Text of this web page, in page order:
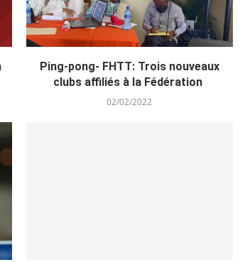
Ping-pong- FHTT: Trois nouveaux
clubs affiliés à la Fédération
02/02/2022